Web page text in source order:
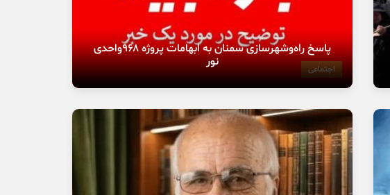
اجتماعی
پاسخ راه‌وشهرسازی سمنان به ابهامات پروژه ۹۶۸واحدی
نور